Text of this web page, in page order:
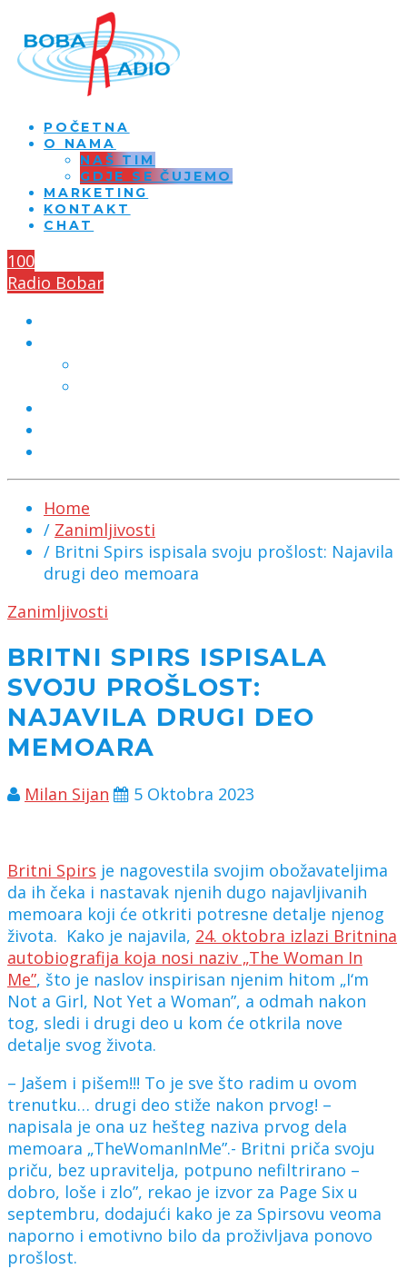
POČETNA
O NAMA
NAŠ TIM
GDJE SE ČUJEMO
MARKETING
KONTAKT
CHAT
100
Radio Bobar
Home
/ Zanimljivosti
/ Britni Spirs ispisala svoju prošlost: Najavila
drugi deo memoara
Zanimljivosti
BRITNI SPIRS ISPISALA
SVOJU PROŠLOST:
NAJAVILA DRUGI DEO
MEMOARA
Milan Sijan 5 Oktobra 2023
Britni Spirs je nagovestila svojim obožavateljima
da ih čeka i nastavak njenih dugo najavljivanih
memoara koji će otkriti potresne detalje njenog
života. Kako je najavila, 24. oktobra izlazi Britnina
autobiografija koja nosi naziv „The Woman In
Me”, što je naslov inspirisan njenim hitom „I‘m
Not a Girl, Not Yet a Woman”, a odmah nakon
tog, sledi i drugi deo u kom će otkrila nove
detalje svog života.
– Jašem i pišem!!! To je sve što radim u ovom
trenutku… drugi deo stiže nakon prvog! –
napisala je ona uz hešteg naziva prvog dela
memoara „TheWomanInMe”.- Britni priča svoju
priču, bez upravitelja, potpuno nefiltrirano –
dobro, loše i zlo”, rekao je izvor za Page Six u
septembru, dodajući kako je za Spirsovu veoma
naporno i emotivno bilo da proživljava ponovo
prošlost.